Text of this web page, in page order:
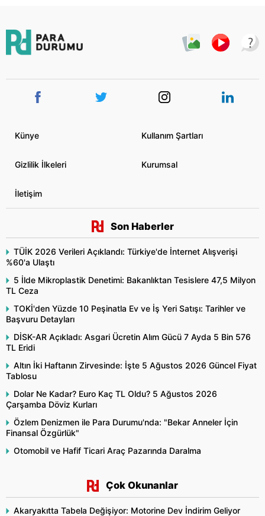
Künye Kullanım Şartları
Gizlilik İlkeleri Kurumsal
İletişim
Son Haberler
TÜİK 2026 Verileri Açıklandı: Türkiye'de İnternet Alışverişi
%60'a Ulaştı
5 İlde Mikroplastik Denetimi: Bakanlıktan Tesislere 47,5 Milyon
TL Ceza
TOKİ'den Yüzde 10 Peşinatla Ev ve İş Yeri Satışı: Tarihler ve
Başvuru Detayları
DİSK-AR Açıkladı: Asgari Ücretin Alım Gücü 7 Ayda 5 Bin 576
TL Eridi
Altın İki Haftanın Zirvesinde: İşte 5 Ağustos 2026 Güncel Fiyat
Tablosu
Dolar Ne Kadar? Euro Kaç TL Oldu? 5 Ağustos 2026
Çarşamba Döviz Kurları
Özlem Denizmen ile Para Durumu'nda: "Bekar Anneler İçin
Finansal Özgürlük"
Otomobil ve Hafif Ticari Araç Pazarında Daralma
Çok Okunanlar
Akaryakıtta Tabela Değişiyor: Motorine Dev İndirim Geliyor